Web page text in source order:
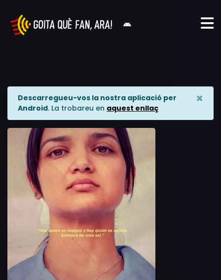
Descarregueu-vos la nostra aplicació per
Android. La trobareu en aquest enllaç
×